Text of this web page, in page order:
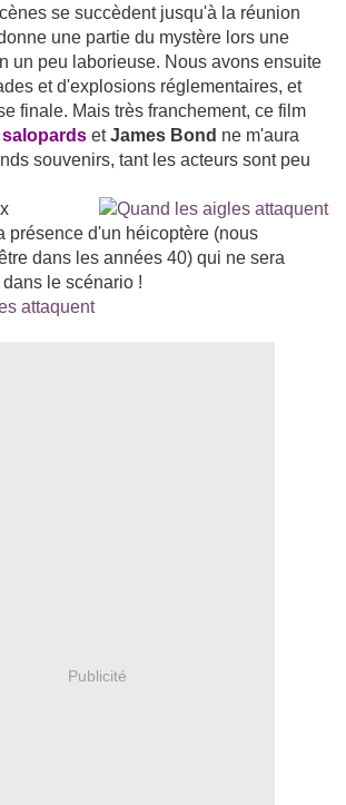
se succèdent jusqu'à la réunion
une partie du mystère lors une
un peu laborieuse. Nous avons ensuite
et d'explosions réglementaires, et
finale. Mais très franchement, ce film
salopards etJames Bond ne m'aura
souvenirs, tant les acteurs sont peu
présence d'un héicoptère (nous
dans les années 40) qui ne sera
le scénario !
Publicité